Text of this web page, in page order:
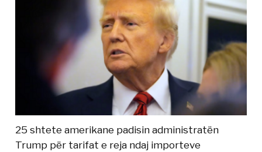
25 shtete amerikane padisin administratën
Trump për tarifat e reja ndaj importeve